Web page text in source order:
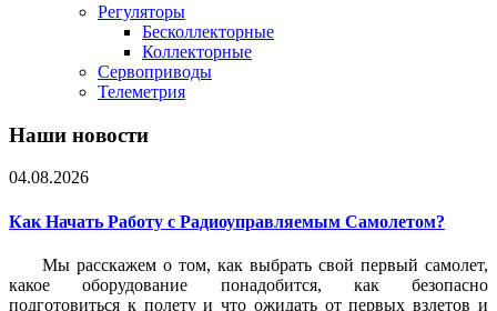
Регуляторы
Бесколлекторные
Коллекторные
Сервоприводы
Телеметрия
Наши новости
04.08.2026
Как Начать Работу с Радиоуправляемым Самолетом?
Мы расскажем о том, как выбрать свой первый самолет,
какое оборудование понадобится, как безопасно
подготовиться к полету и что ожидать от первых взлетов и